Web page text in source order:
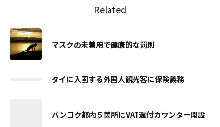
Related
マスクの未着用で健康的な罰則
タイに入国する外国人観光客に保険義務
バンコク都内５箇所にVAT還付カウンター開設